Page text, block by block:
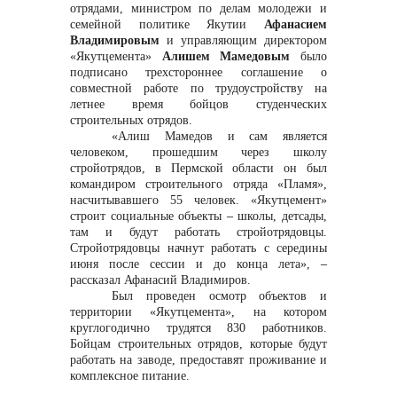
+7 (423) 234 50 50
info@vostokcement.ru
отрядами, министром по делам молодежи и
семейной политике Якутии Афанасием
Владимировым и управляющим директором
«Якутцемента» Алишем Мамедовым было
подписано трехстороннее соглашение о
совместной работе по трудоустройству на
летнее время бойцов студенческих
строительных отрядов.
«Алиш Мамедов и сам является
человеком, прошедшим через школу
стройотрядов, в Пермской области он был
командиром строительного отряда «Пламя»,
насчитывавшего 55 человек. «Якутцемент»
строит социальные объекты –школы, детсады,
там и будут работать стройотрядовцы.
Стройотрядовцы начнут работать с середины
июня после сессии и до конца лета», –
рассказал Афанасий Владимиров.
Был проведен осмотр объектов и
территории «Якутцемента», на котором
круглогодично трудятся 830 работников.
Бойцам строительных отрядов, которые будут
работать на заводе, предоставят проживание и
комплексное питание.